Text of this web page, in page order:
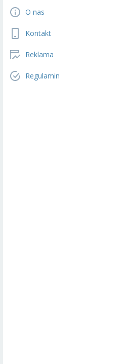
O nas
Kontakt
Reklama
Regulamin